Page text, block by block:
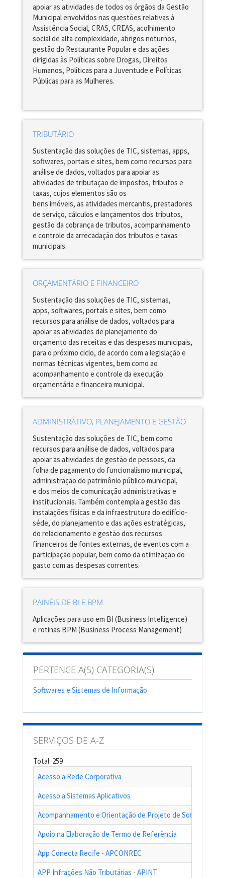
apoiar as atividades de todos os órgãos da Gestão
Municipal envolvidos nas questões relativas à
Assistência Social, CRAS, CREAS, acolhimento
social de alta complexidade, abrigos noturnos,
gestão do Restaurante Popular e das ações
dirigidas às Políticas sobre Drogas, Direitos
Humanos, Políticas para a Juventude e Políticas
Públicas para as Mulheres.
TRIBUTÁRIO
Sustentação das soluções de TIC, sistemas, apps,
softwares, portais e sites, bem como recursos para
análise de dados, voltados para apoiar as
atividades de tributação de impostos, tributos e
taxas, cujos elementos são os
bens imóveis, as atividades mercantis, prestadores
de serviço, cálculos e lançamentos dos tributos,
gestão da cobrança de tributos, acompanhamento
e controle da arrecadação dos tributos e taxas
municipais.
ORÇAMENTÁRIO E FINANCEIRO
Sustentação das soluções de TIC, sistemas,
apps, softwares, portais e sites, bem como
recursos para análise de dados, voltados para
apoiar as atividades de planejamento do
orçamento das receitas e das despesas municipais,
para o próximo ciclo, de acordo com a legislação e
normas técnicas vigentes, bem como ao
acompanhamento e controle da execução
orçamentária e financeira municipal.
ADMINISTRATIVO, PLANEJAMENTO E GESTÃO
Sustentação das soluções de TIC, bem como
recursos para análise de dados, voltados para
apoiar as atividades de gestão de pessoas, da
folha de pagamento do funcionalismo municipal,
administração do patrimônio público municipal,
e dos meios de comunicação administrativas e
institucionais. Também contempla a gestão das
instalações físicas e da infraestrutura do edifício-
séde, do planejamento e das ações estratégicas,
do relacionamento e gestão dos recursos
financeiros de fontes externas, de eventos com a
participação popular, bem como da otimização do
gasto com as despesas correntes.
PAINÉIS DE BI E BPM
Aplicações para uso em BI (Business Intelligence)
e rotinas BPM (Business Process Management)
PERTENCE A(S) CATEGORIA(S)
Softwares e Sistemas de Informação
SERVIÇOS DE A-Z
Total: 259
Acesso a Rede Corporativa
Acesso a Sistemas Aplicativos
Acompanhamento e Orientação de Projeto de Software
Apoio na Elaboração de Termo de Referência
App Conecta Recife - APCONREC
APP Infrações Não Tributárias - APINT